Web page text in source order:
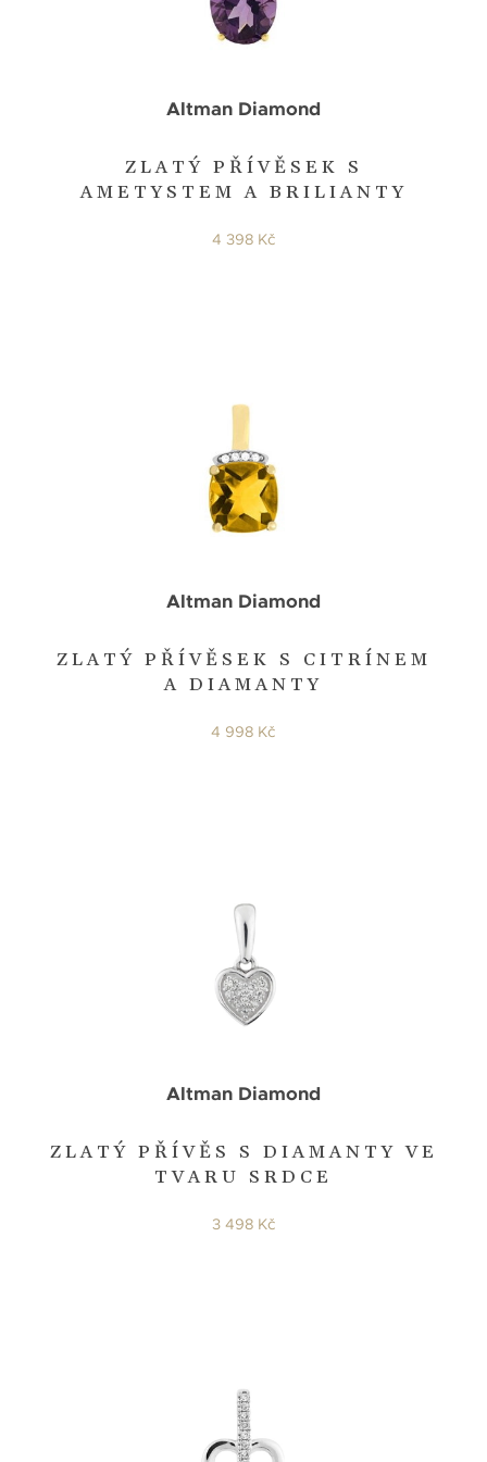
ZLATÝ PŘÍVĚSEK S
AMETYSTEM A BRILIANTY
Altman Diamond
4 398 Kč
ZLATÝ PŘÍVĚSEK S CITRÍNEM
A DIAMANTY
Altman Diamond
4 998 Kč
ZLATÝ PŘÍVĚS S DIAMANTY VE
TVARU SRDCE
Altman Diamond
3 498 Kč